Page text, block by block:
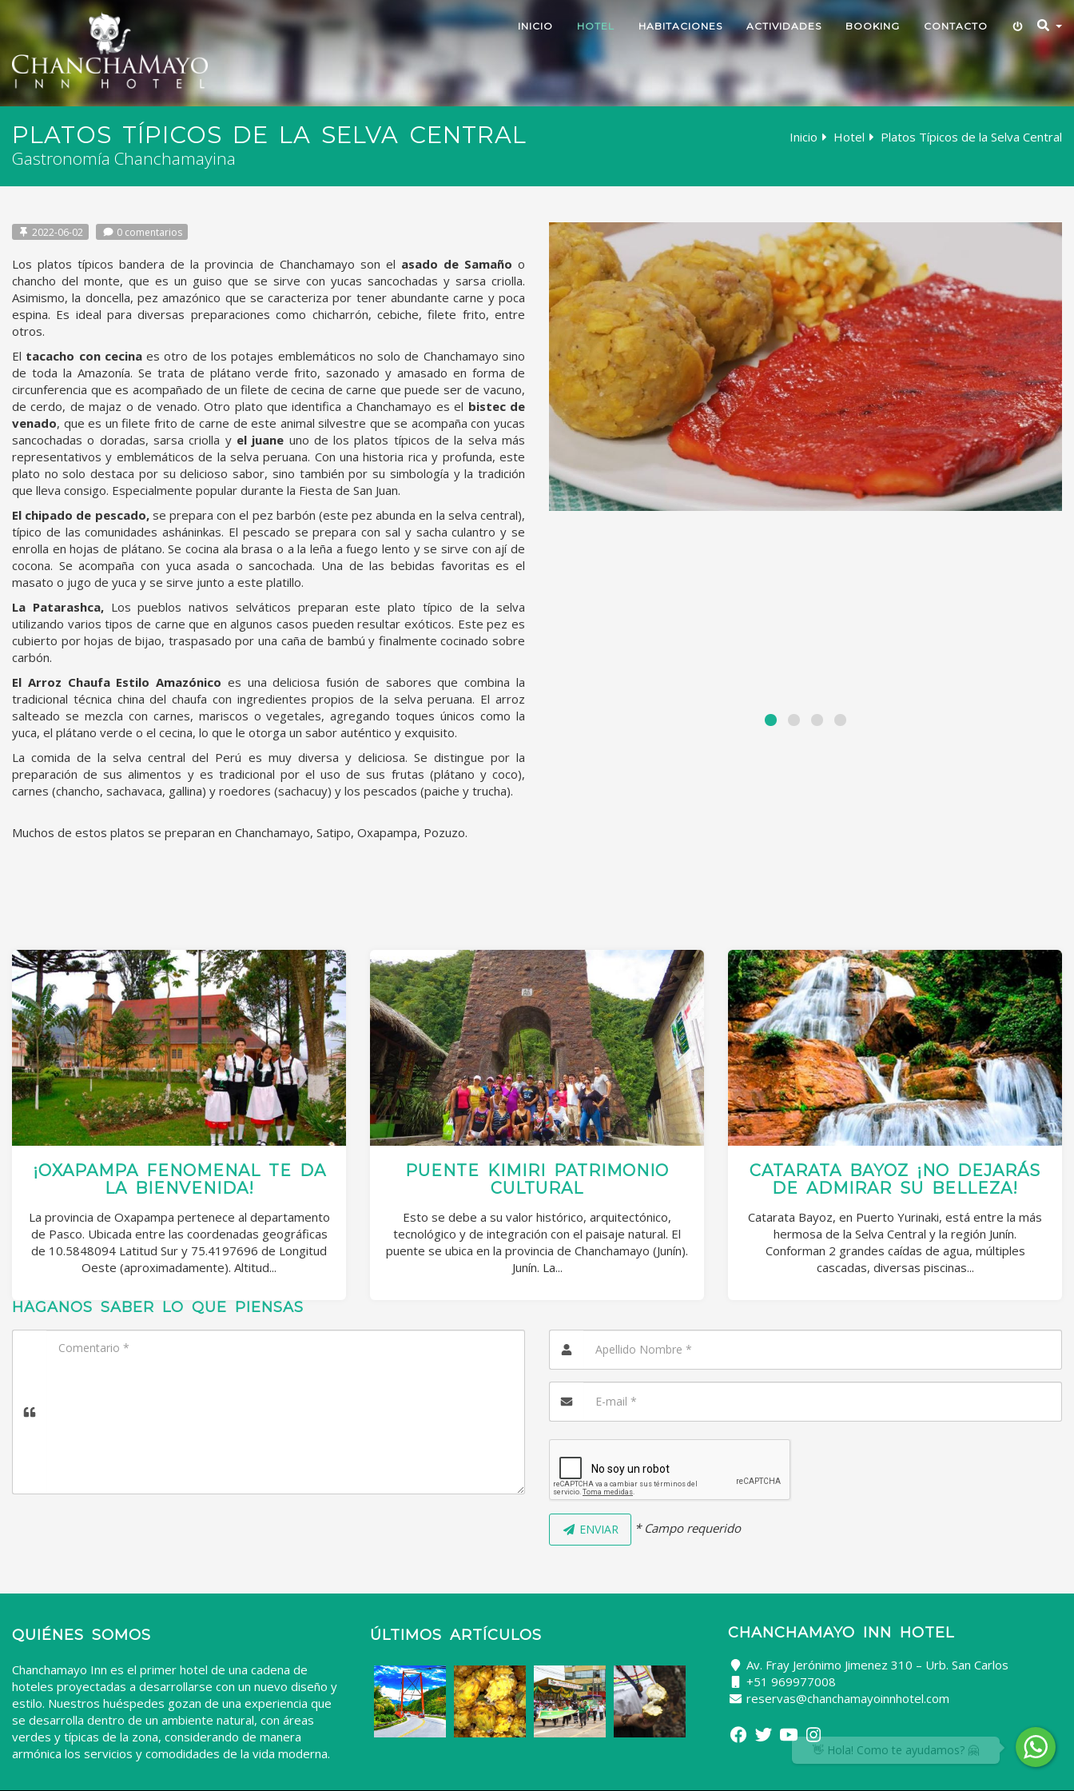
INICIO HOTEL HABITACIONES ACTIVIDADES BOOKING CONTACTO
PLATOS TÍPICOS DE LA SELVA CENTRAL
Gastronomía Chanchamayina
Inicio Hotel Platos Típicos de la Selva Central
2022-06-02 0 comentarios
Los platos típicos bandera de la provincia de Chanchamayo son el asado de Samaño o
chancho del monte, que es un guiso que se sirve con yucas sancochadas y sarsa criolla.
Asimismo, la doncella, pez amazónico que se caracteriza por tener abundante carne y poca
espina. Es ideal para diversas preparaciones como chicharrón, cebiche, filete frito, entre
otros.
El tacacho con cecinaes otro de los potajes emblemáticos no solo de Chanchamayo sino
de toda la Amazonía. Se trata de plátano verde frito, sazonado y amasado en forma de
circunferencia que es acompañado de un filete de cecina de carne que puede ser de vacuno,
de cerdo, de majaz o de venado. Otro plato que identifica a Chanchamayo es el bistec de
venado, que es un filete frito de carne de este animal silvestre que se acompaña con yucas
sancochadas o doradas, sarsa criolla y el juane uno de los platos típicos de la selva más
representativos y emblemáticos de la selva peruana. Con una historia rica y profunda, este
plato no solo destaca por su delicioso sabor, sino también por su simbología y la tradición
que lleva consigo. Especialmente popular durante la Fiesta de San Juan.
El chipado de pescado,se prepara con el pez barbón (este pez abunda en la selva central),
típico de las comunidades asháninkas. El pescado se prepara con sal y sacha culantro y se
enrolla en hojas de plátano. Se cocina ala brasa o a la leña a fuego lento y se sirve con ají de
cocona. Se acompaña con yuca asada o sancochada. Una de las bebidas favoritas es el
masato o jugo de yuca y se sirve junto a este platillo.
La Patarashca, Los pueblos nativos selváticos preparan este plato típico de la selva
utilizando varios tipos de carne que en algunos casos pueden resultar exóticos. Este pez es
cubierto por hojas de bijao, traspasado por una caña de bambú y finalmente cocinado sobre
carbón.
El Arroz Chaufa Estilo Amazónico es una deliciosa fusión de sabores que combina la
tradicional técnica china del chaufa con ingredientes propios de la selva peruana. El arroz
salteado se mezcla con carnes, mariscos o vegetales, agregando toques únicos como la
yuca, el plátano verde o el cecina, lo que le otorga un sabor auténtico y exquisito.
La comida de la selva central del Perú es muy diversa y deliciosa. Se distingue por la
preparación de sus alimentos y es tradicional por el uso de sus frutas (plátano y coco),
carnes (chancho, sachavaca, gallina) y roedores (sachacuy) y los pescados (paiche y trucha).
Muchos de estos platos se preparan en Chanchamayo, Satipo, Oxapampa, Pozuzo.
¡OXAPAMPA FENOMENAL TE DA
LA BIENVENIDA!
La provincia de Oxapampa pertenece al departamento
de Pasco. Ubicada entre las coordenadas geográficas
de 10.5848094 Latitud Sur y 75.4197696 de Longitud
Oeste (aproximadamente). Altitud...
PUENTE KIMIRI PATRIMONIO
CULTURAL
Esto se debe a su valor histórico, arquitectónico,
tecnológico y de integración con el paisaje natural. El
puente se ubica en la provincia de Chanchamayo (Junín).
Junín. La...
CATARATA BAYOZ ¡NO DEJARÁS
DE ADMIRAR SU BELLEZA!
Catarata Bayoz, en Puerto Yurinaki, está entre la más
hermosa de la Selva Central y la región Junín.
Conforman 2 grandes caídas de agua, múltiples
cascadas, diversas piscinas...
HÁGANOS SABER LO QUE PIENSAS
ENVIAR * Campo requerido
QUIÉNES SOMOS
Chanchamayo Inn es el primer hotel de una cadena de
hoteles proyectadas a desarrollarse con un nuevo diseño y
estilo. Nuestros huéspedes gozan de una experiencia que
se desarrolla dentro de un ambiente natural, con áreas
verdes y típicas de la zona, considerando de manera
armónica los servicios y comodidades de la vida moderna.
ÚLTIMOS ARTÍCULOS CHANCHAMAYO INN HOTEL
Av. Fray Jerónimo Jimenez 310 – Urb. San Carlos
+51 969977008
reservas@chanchamayoinnhotel.com
👋 Hola! Como te ayudamos? 🤗